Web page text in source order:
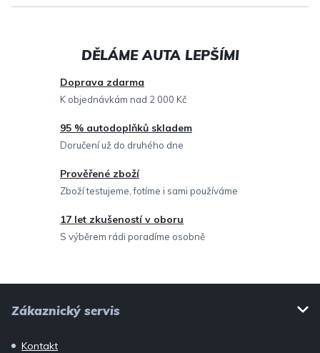
l
a
í
p
r
y
v
ý
Doprava zdarma
K objednávkám nad 2 000 Kč
95 % autodoplňků skladem
Doručení už do druhého dne
Prověřené zboží
Zboží testujeme, fotíme i sami používáme
17 let zkušeností v oboru
S výběrem rádi poradíme osobně
Zákaznický servis
Kontakt